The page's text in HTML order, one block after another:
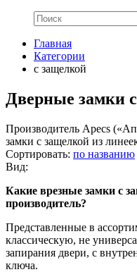
Главная
Категории
с защелкой
Дверные замки
Производитель Apecs
замки с защелкой из
Сортировать: по названию
Вид:
Какие врезные замки с
производитель?
Представленные в
классическую, не
запирания двери, с
ключа.